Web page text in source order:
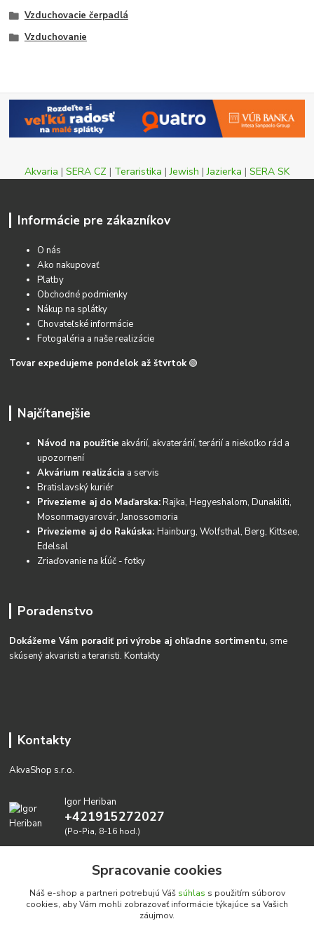
Vzduchovacie čerpadlá
Vzduchovanie
Akvaria | SERA CZ | Teraristika |Jewish |Jazierka | SERA SK
Informácie pre zákazníkov
O nás
Ako nakupovať
Platby
Obchodné podmienky
Nákup na splátky
Chovateľské informácie
Fotogaléria a naše realizácie
Tovar expedujeme pondelok až štvrtok 🟢
Najčítanejšie
Návod na použitie akvárií, akvaterárií, terárií a niekoľko rád a
upozornení
Akvárium realizácia a servis
Bratislavský kuriér
Privezieme aj do Maďarska:Rajka, Hegyeshalom, Dunakiliti,
Mosonmagyarovár, Janossomoria
Privezieme aj do Rakúska:Hainburg, Wolfsthal, Berg, Kittsee,
Edelsal
Zriaďovanie na kĺúč - fotky
Poradenstvo
Dokážeme Vám poradiť pri výrobe aj ohľadne sortimentu, sme
skúsený akvaristi a teraristi.Kontakty
Kontakty
AkvaShop s.r.o.
Igor Heriban
+421915272027
(Po-Pia, 8-16 hod.)
Spracovanie cookies
Náš e-shop a partneri potrebujú Váš súhlas s použitím súborov
cookies, aby Vám mohli zobrazovať informácie týkajúce sa Vašich
záujmov.